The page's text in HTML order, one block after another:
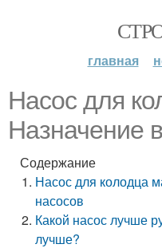
главная
Насос для
Назначение
Содержание
Насос для колодца
насосов
Какой насос лучше
лучше?